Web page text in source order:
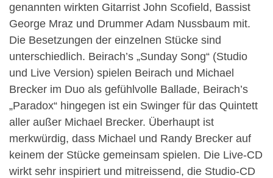
genannten wirkten Gitarrist John Scofield, Bassist
George Mraz und Drummer Adam Nussbaum mit.
Die Besetzungen der einzelnen Stücke sind
unterschiedlich. Beirach’s „Sunday Song“ (Studio
und Live Version) spielen Beirach und Michael
Brecker im Duo als gefühlvolle Ballade, Beirach’s
„Paradox“ hingegen ist ein Swinger für das Quintett
aller außer Michael Brecker. Überhaupt ist
merkwürdig, dass Michael und Randy Brecker auf
keinem der Stücke gemeinsam spielen. Die Live-CD
wirkt sehr inspiriert und mitreissend, die Studio-CD